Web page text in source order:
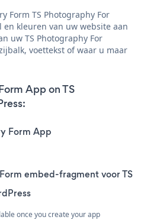
Form TS Photography For
en kleuren van uw website aan
uw TS Photography For
voettekst of waar u maar
App on TS
Form App
embed-fragment voor TS
once you create your app